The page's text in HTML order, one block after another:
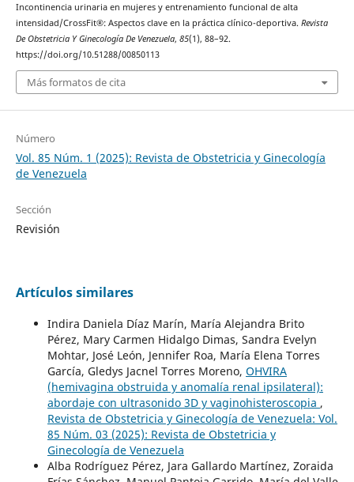
Incontinencia urinaria en mujeres y entrenamiento funcional de alta
intensidad/CrossFit®: Aspectos clave en la práctica clínico-deportiva. Revista
De Obstetricia Y Ginecología De Venezuela, 85(1), 88–92.
https://doi.org/10.51288/00850113
Más formatos de cita
Número
Vol. 85 Núm. 1 (2025): Revista de Obstetricia y Ginecología
de Venezuela
Sección
Revisión
Artículos similares
Indira Daniela Díaz Marín, María Alejandra Brito
Pérez, Mary Carmen Hidalgo Dimas, Sandra Evelyn
Mohtar, José León, Jennifer Roa, María Elena Torres
García, Gledys Jacnel Torres Moreno, OHVIRA
(hemivagina obstruida y anomalía renal ipsilateral):
abordaje con ultrasonido 3D y vaginohisteroscopia ,
Revista de Obstetricia y Ginecología de Venezuela: Vol.
85 Núm. 03 (2025): Revista de Obstetricia y
Ginecología de Venezuela
Alba Rodríguez Pérez, Jara Gallardo Martínez, Zoraida